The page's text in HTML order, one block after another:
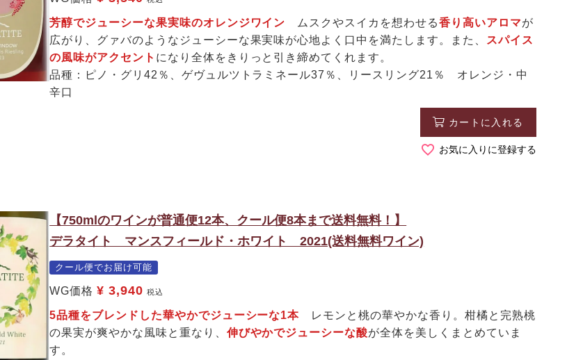
芳醇でジューシーな果実味のオレンジワイン ムスクやスイカを想わせる香り高いアロマが
広がり、グァバのようなジューシーな果実味が心地よく口中を満たします。また、
スパイス
の風味がアクセント になり全体をきりっと引き締めてくれます。
品種：ピノ・グリ42％、ゲヴュルツトラミネール37％、リースリング21％ オレンジ・中
辛口
カートに入れる
お気に入りに登録する
【750mlのワインが普通便12本、クール便8本まで送料無料！】
デラタイト マンスフィールド・ホワイト 2021(送料無料ワイン)
クール便でお届け可能
WG価格 ¥ 3,940 税込
5品種をブレンドした華やかでジューシーな1本
レモンと桃の華やかな香り。柑橘と完熟桃
の果実が爽やかな風味と重なり、 伸びやかでジューシーな酸が全体を美しくまとめていま
す。